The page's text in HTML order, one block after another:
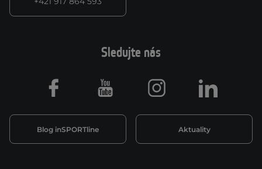
Sledujte nás
Blog inSPORTline Aktuality
Facebook Youtube Instagram LinkedIn